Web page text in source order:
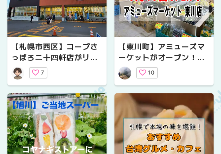
【札幌市西区】コープさ
っぽろ二十四軒店がリニ
ューアルオープン！初日
に行って分かった“買いた
くなる店”の魅力
7
【東川町】アミューズマ
ーケットがオープン！野
菜ソムリエ厳選のこだわ
り八百屋
10